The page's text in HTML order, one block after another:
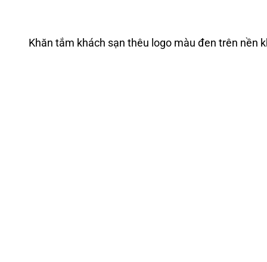
Khăn tắm khách sạn thêu logo màu đen trên nền